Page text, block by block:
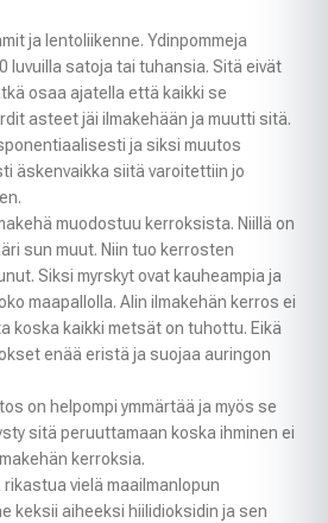
ja lentoliikenne. Ydinpommeja
luvuilla satoja tai tuhansia. Sitä eivät
osaa ajatella että kaikki se
asteet jäi ilmakehään ja muutti sitä.
ja siksi muutos
äskenvaikka siitä varoitettiin jo
muodostuu kerroksista. Niillä on
sun muut. Niin tuo kerrosten
Siksi myrskyt ovat kauheampia ja
maapallolla. Alin ilmakehän kerros ei
koska kaikki metsät on tuhottu. Eikä
enää eristä ja suojaa auringon
on helpompi ymmärtää ja myös se
sitä peruuttamaan koska ihminen ei
kerroksia.
vielä maailmanlopun
keksii aiheeksi hiilidioksidin ja sen